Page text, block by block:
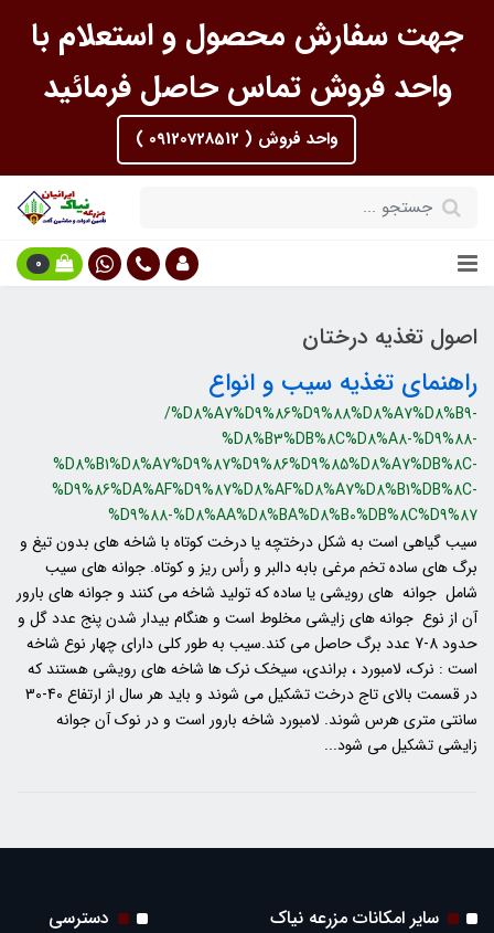
جهت سفارش محصول و استعلام با
واحد فروش تماس حاصل فرمائید
واحد فروش ( 09120728512 )
0
اصول تغذیه درختان
راهنمای تغذیه سیب و انواع
/%D8%A7%D9%86%D9%88%D8%A7%D8%B9-
%D8%B3%DB%8C%D8%A8-%D9%88-
%D8%B1%D8%A7%D9%87%D9%86%D9%85%D8%A7%DB%8C-
%D9%86%DA%AF%D9%87%D8%AF%D8%A7%D8%B1%DB%8C-
%D9%88-%D8%AA%D8%BA%D8%B0%DB%8C%D9%87
سیب گیاهی است به شکل درختچه یا درخت کوتاه با شاخه های بدون تیغ و
برگ های ساده تخم مرغی بابه دالبر و رأس ریز و کوتاه. جوانه های سیب
شامل جوانه های رویشی یا ساده که تولید شاخه می کنند و جوانه های بارور
آن از نوع جوانه های زایشی مخلوط است و هنگام بیدار شدن پنج عدد گل و
حدود 8-7 عدد برگ حاصل می کند.سیب به طور کلی دارای چهار نوع شاخه
است : نرک، لامبورد ، براندی، سیخک نرک ها شاخه های رویشی هستند که
در قسمت بالای تاج درخت تشکیل می شوند و باید هر سال از ارتفاع 40-30
سانتی متری هرس شوند. لامبورد شاخه بارور است و در نوک آن جوانه
زایشی تشکیل می شود...
سایر امکانات مزرعه نیاک
دسترسی